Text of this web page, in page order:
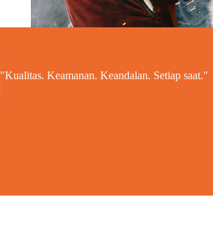
"Kualitas. Keamanan. Keandalan. Setiap saat."